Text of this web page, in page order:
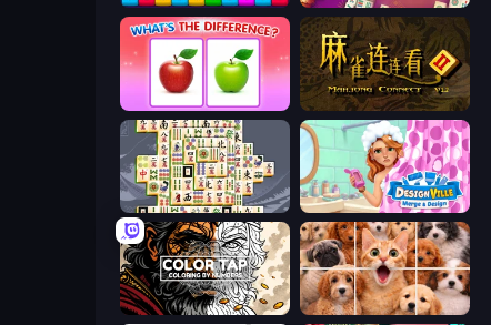
What's The Difference? Mahjong Connect 2 (Legacy)
Mahjong Titans Designville: Merge & Design
Color Tap: Coloring by Numbers Jigpic Solitaire